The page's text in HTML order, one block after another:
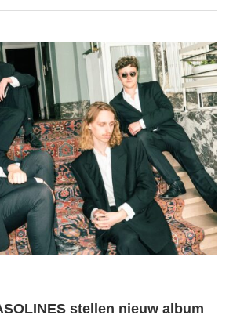
stellen nieuw album